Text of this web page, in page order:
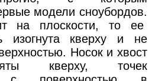
модели сноубордов.
на плоскости, то ее
изогнута кверху и не
Носок и хвост
кверху, точек